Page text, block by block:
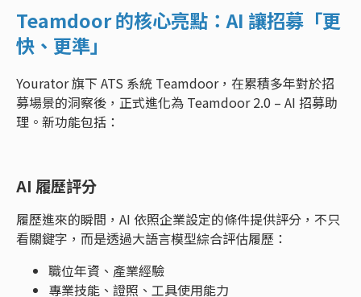
Teamdoor 的核心亮點：AI 讓招募「更
快、更準」
Yourator 旗下 ATS 系統 Teamdoor，在累積多年對於招
募場景的洞察後，正式進化為 Teamdoor 2.0 – AI 招募助
理。新功能包括：
AI 履歷評分
履歷進來的瞬間，AI 依照企業設定的條件提供評分，不只
看關鍵字，而是透過大語言模型綜合評估履歷：
職位年資、產業經驗
專業技能、證照、工具使用能力